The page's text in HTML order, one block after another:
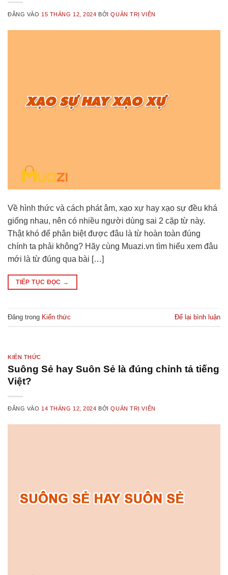
ĐĂNG VÀO 15 THÁNG 12, 2024 BỞIQUẢN TRỊ VIÊN
Về hình thức và cách phát âm, xạo xự hay xạo sự đều khá
giống nhau, nên có nhiều người dùng sai 2 cặp từ này.
Thật khó để phân biệt được đâu là từ hoàn toàn đúng
chính ta phải không? Hãy cùng Muazi.vn tìm hiểu xem đâu
mới là từ đúng qua bài […]
TIẾP TỤC ĐỌC →
Đăng trong Kiến thức Để lại bình luận
KIẾN THỨC
Suông Sẻ hay Suôn Sẻ là đúng chỉnh tả tiếng
Việt?
ĐĂNG VÀO 14 THÁNG 12, 2024 BỞIQUẢN TRỊ VIÊN